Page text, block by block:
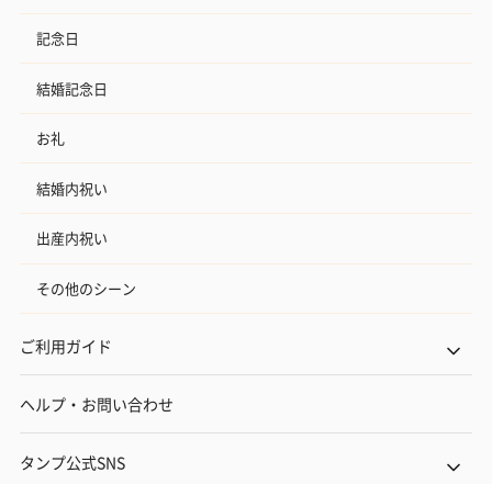
記念日
結婚記念日
お礼
結婚内祝い
出産内祝い
その他のシーン
ご利用ガイド
ヘルプ・お問い合わせ
タンプ公式SNS